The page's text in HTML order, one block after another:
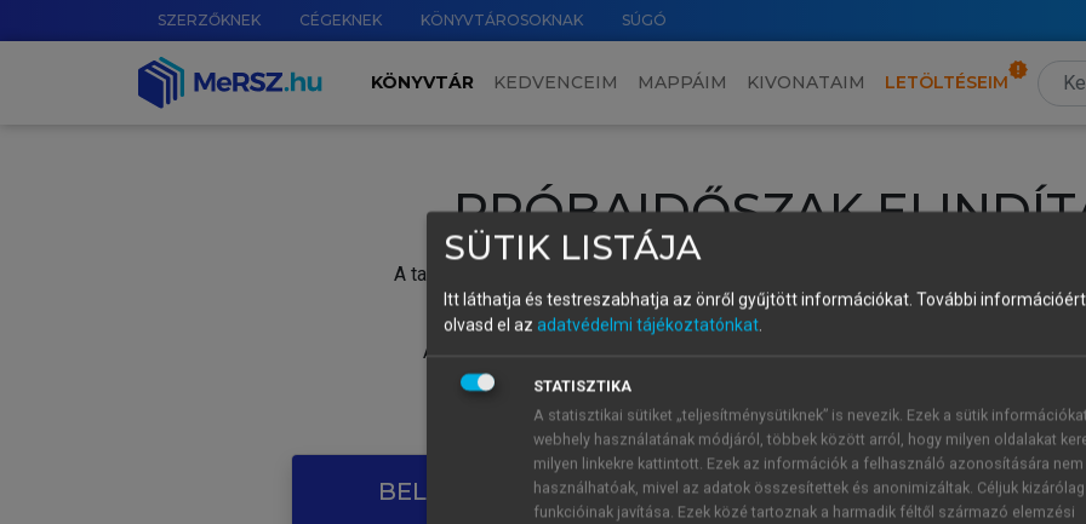
SZERZŐKNEK CÉGEKNEK KÖNYVTÁROSOKNAK SÚGÓ
KÖNYVTÁR KEDVENCEIM MAPPÁIM KIVONATAIM LETÖLTÉSEIM
PRÓBAIDŐSZAK
A tartalom megtekintéséhez lépj be a saját fiókoddal, iskolai azonosítóddal vagy
Új felhasználóként1 óra díjmentes hozzáférésrevagy
A próbaidőszak elindításához,
vagy hozz
A regisztráció után a
BELÉPÉS SAJÁT FIÓKKAL ÚJ FIÓK
1 óra
SÜTIK LISTÁJA
Itt láthatja és testreszabhatja az önről gyűjtött információkat. További
olvasd el az adatvédelmi tájékoztatónkat.
STATISZTIKA
A statisztikai sütiket „teljesítménysütiknek” is nevezik. Ezek a sütik
webhely használatának módjáról, többek között arról, hogy milyen oldalakat
milyen linkekre kattintott. Ezek az információk a felhasználó azonosítására nem
használhatóak, mivel az adatok összesítettek és anonimizáltak. Céljuk
funkcióinak javítása. Ezek közé tartoznak a harmadik féltől származó elemzési